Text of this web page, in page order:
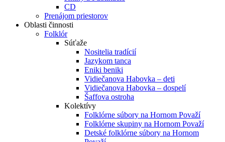
CD
Prenájom priestorov
Oblasti činnosti
Folklór
Súťaže
Nositelia tradícií
Jazykom tanca
Eniki beniki
Vidiečanova Habovka – deti
Vidiečanova Habovka – dospelí
Šaffova ostroha
Kolektívy
Folklórne súbory na Hornom Považí
Folklórne skupiny na Hornom Považí
Detské folklórne súbory na Hornom